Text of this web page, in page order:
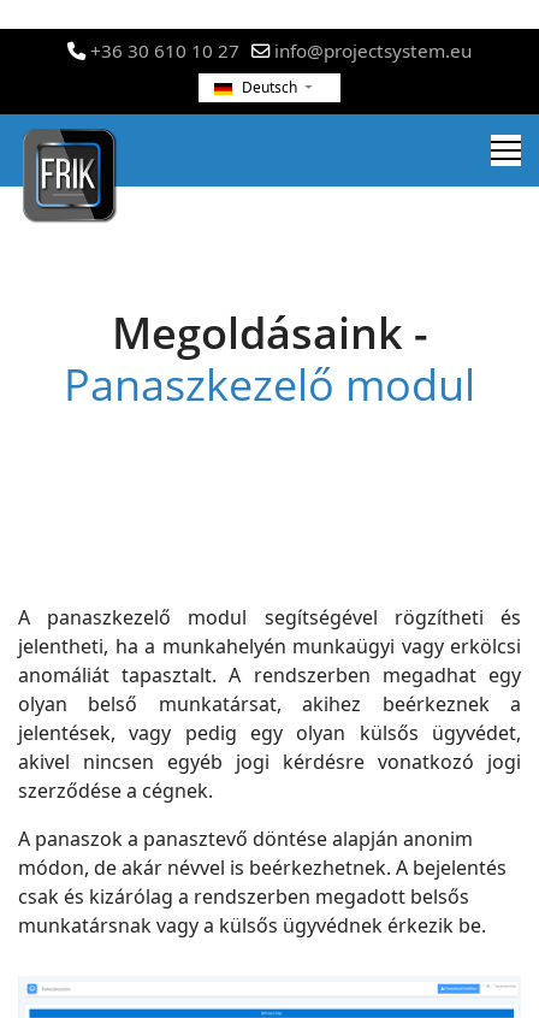
+36 30 610 10 27 info@projectsystem.eu
Deutsch
Megoldásaink -
Panaszkezelő modul
A panaszkezelő modul segítségével rögzítheti és
jelentheti, ha a munkahelyén munkaügyi vagy erkölcsi
anomáliát tapasztalt. A rendszerben megadhat egy
olyan belső munkatársat, akihez beérkeznek a
jelentések, vagy pedig egy olyan külsős ügyvédet,
akivel nincsen egyéb jogi kérdésre vonatkozó jogi
szerződése a cégnek.
A panaszok a panasztevő döntése alapján anonim
módon, de akár névvel is beérkezhetnek. A bejelentés
csak és kizárólag a rendszerben megadott belsős
munkatársnak vagy a külsős ügyvédnek érkezik be.